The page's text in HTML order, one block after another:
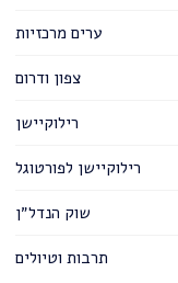
ערים מרכזיות
צפון ודרום
רילוקיישן
רילוקיישן לפורטוגל
שוק הנדל״ן
תרבות וטיולים